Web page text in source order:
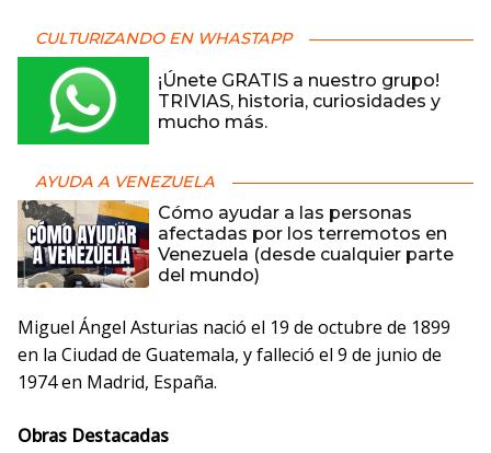
CULTURIZANDO EN WHASTAPP
¡Únete GRATIS a nuestro grupo!
TRIVIAS, historia, curiosidades y
mucho más.
AYUDA A VENEZUELA
Cómo ayudar a las personas
afectadas por los terremotos en
Venezuela (desde cualquier parte
del mundo)
Miguel Ángel Asturias nació el 19 de octubre de 1899
en la Ciudad de Guatemala, y falleció el 9 de junio de
1974 en Madrid, España.
Obras Destacadas